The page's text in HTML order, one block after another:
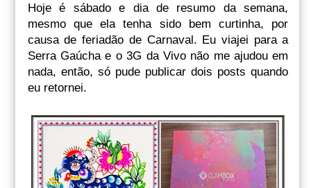
Hoje é sábado e dia de resumo da semana,
mesmo que ela tenha sido bem curtinha, por
causa de feriadão de Carnaval. Eu viajei para a
Serra Gaúcha e o 3G da Vivo não me ajudou em
nada, então, só pude publicar dois posts quando
eu retornei.